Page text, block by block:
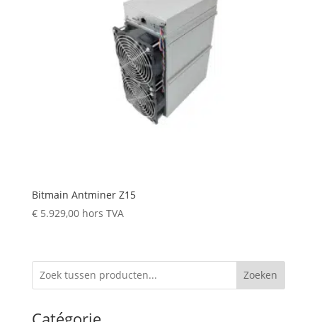
Bitmain Antminer Z15
€5.929,00 hors TVA
Zoeken